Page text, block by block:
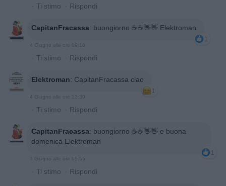
· Ti stimo · Rispondi
CapitanFracassa: buongiorno ☕️☕️👋👋 Elektroman
1
4 Giugno alle ore 09:16
· Ti stimo · Rispondi
Elektroman: CapitanFracassa ciao
1
4 Giugno alle ore 13:39
· Ti stimo · Rispondi
CapitanFracassa: buongiorno ☕️☕️👋👋 e buona
domenica Elektroman
1
7 Giugno alle ore 05:55
· Ti stimo · Rispondi